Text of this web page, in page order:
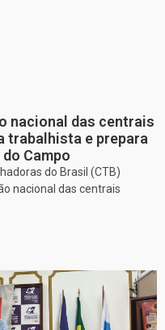
nacional das centrais
trabalhista e prepara
Campo
do Brasil (CTB)
nacional das centrais